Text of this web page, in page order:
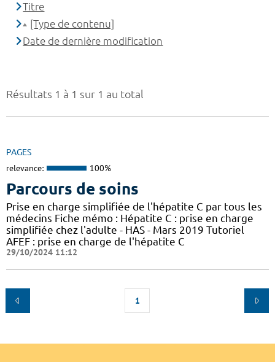
Résultats 1 à 1 sur 1 au total
PAGES
relevance: 100%
Parcours de soins
Prise en charge simplifiée de l'hépatite C par tous les
médecins Fiche mémo : Hépatite C : prise en charge
simplifiée chez l'adulte - HAS - Mars 2019 Tutoriel
AFEF : prise en charge de l'hépatite C
29/10/2024 11:12
1
Titre
[Type de contenu]
Date de dernière modification